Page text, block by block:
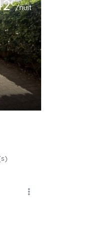
€/nuit